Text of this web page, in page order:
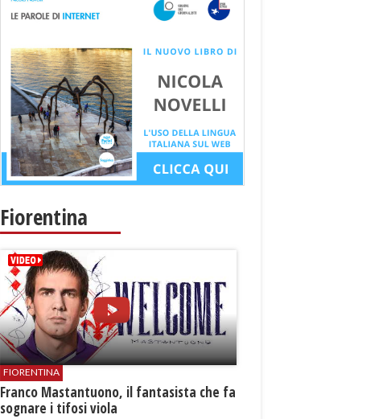
Fiorentina
FIORENTINA
Franco Mastantuono, il fantasista che fa
sognare i tifosi viola